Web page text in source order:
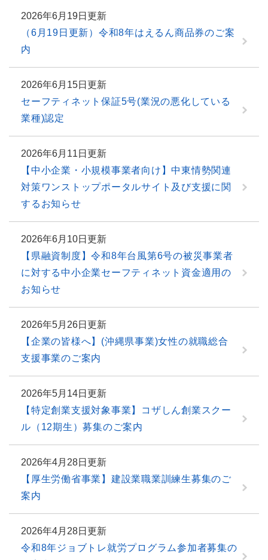
2026年6月19日更新
（6月19日更新）令和8年はえるん商品券のご案
内
2026年6月15日更新
セーフティネット保証5号(業況の悪化している
業種)認定
2026年6月11日更新
【中小企業・小規模事業者向け】中東情勢関連
対策ワンストップポータルサイト及び支援に関
するお知らせ
2026年6月10日更新
【県融資制度】令和8年台風第6号の被災事業者
に対する中小企業セーフティネット資金適用の
お知らせ
2026年5月26日更新
【企業の皆様へ】(沖縄県事業)女性の就職総合
支援事業のご案内
2026年5月14日更新
【特定創業支援対象事業】コザしん創業スクー
ル（12期生）募集のご案内
2026年4月28日更新
【厚生労働省事業】建設業職業訓練生募集のご
案内
2026年4月28日更新
令和8年ジョブトレ就労プログラム参加者募集の